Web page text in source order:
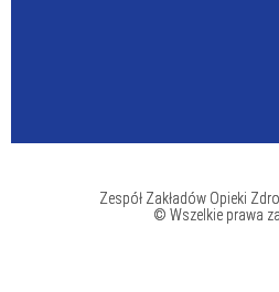
Zespół Zakładów Opieki
© Wszelkie prawa